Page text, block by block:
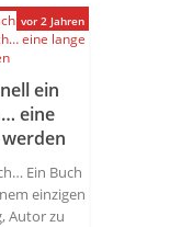
ein
eine
Ein Buch
einzigen
Autor zu
vor 2 Jahren